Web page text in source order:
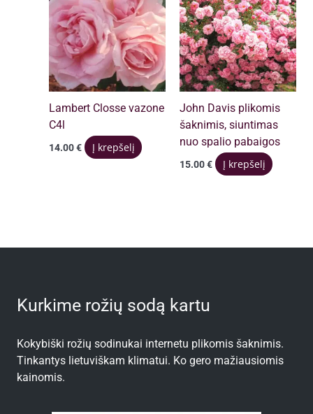
Lambert Closse vazone
C4l
14.00€ Į krepšelį
John Davis plikomis
šaknimis, siuntimas
nuo spalio pabaigos
15.00€ Į krepšelį
Kurkime rožių sodą kartu
Kokybiški rožių sodinukai internetu plikomis šaknimis.
Tinkantys lietuviškam klimatui. Ko gero mažiausiomis
kainomis.